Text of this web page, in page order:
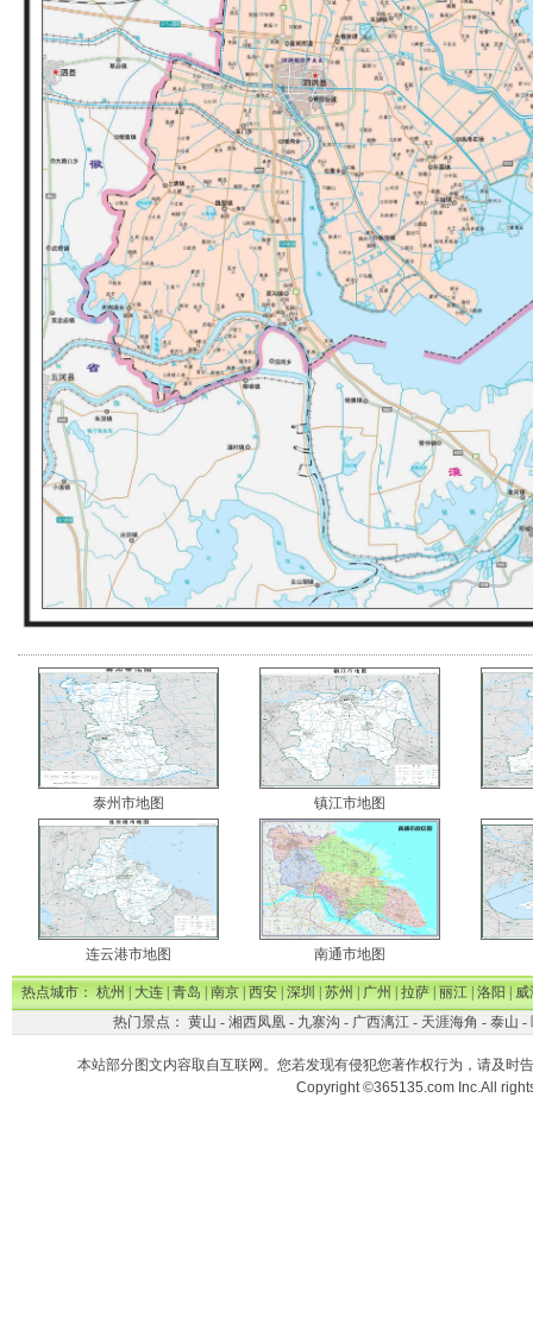
泰州市地图 镇江市地图
连云港市地图 南通市地图
热点城市：杭州|大连|青岛|南京|西安|深圳|苏州|广州|拉萨|丽江|洛阳|威
热门景点： 黄山 - 湘西凤凰- 九寨沟 - 广西漓江- 天涯海角 - 泰山 -
本站部分图文内容取自互联网。您若发现有侵犯您著作权行为，请及时
Copyright ©365135.com Inc.All